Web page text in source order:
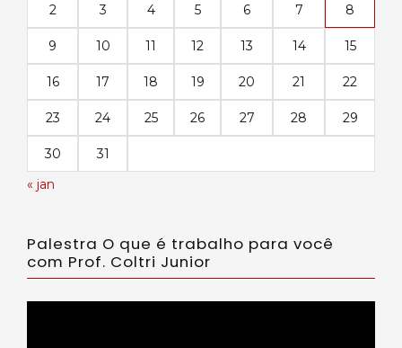
2 3 4 5 6 7 8
9 10 11 12 13 14 15
16 17 18 19 20 21 22
23 24 25 26 27 28 29
30
31
« jan
Palestra O que é trabalho para você
com Prof. Coltri Junior